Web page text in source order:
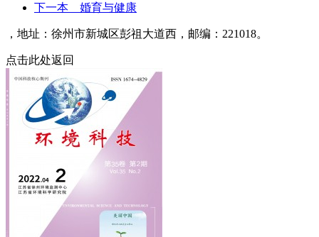
下一本 婚育与健康
，地址：徐州市新城区彭祖大道西，邮编：221018。
点击此处返回